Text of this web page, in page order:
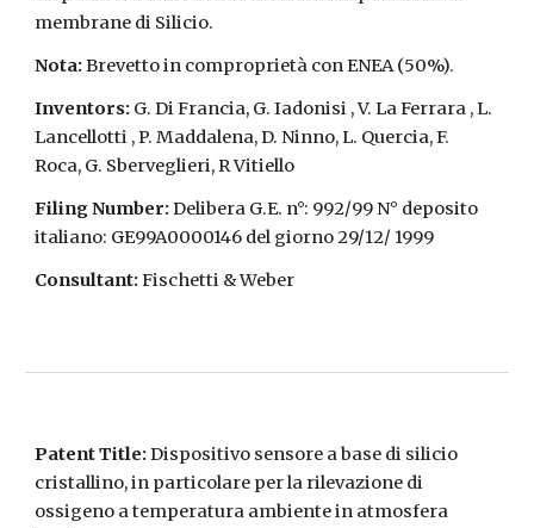
membrane di Silicio.
Nota:Brevetto in comproprietà con ENEA (50%).
Inventors: G. Di Francia, G. Iadonisi , V. La Ferrara , L.
Lancellotti , P. Maddalena, D. Ninno, L. Quercia, F.
Roca, G. Sberveglieri, R Vitiello
Filing Number:Delibera G.E. n°: 992/99 N° deposito
italiano: GE99A0000146 del giorno 29/12/ 1999
Consultant:Fischetti & Weber
Patent Title:Dispositivo sensore a base di silicio
cristallino, in particolare per la rilevazione di
ossigeno a temperatura ambiente in atmosfera